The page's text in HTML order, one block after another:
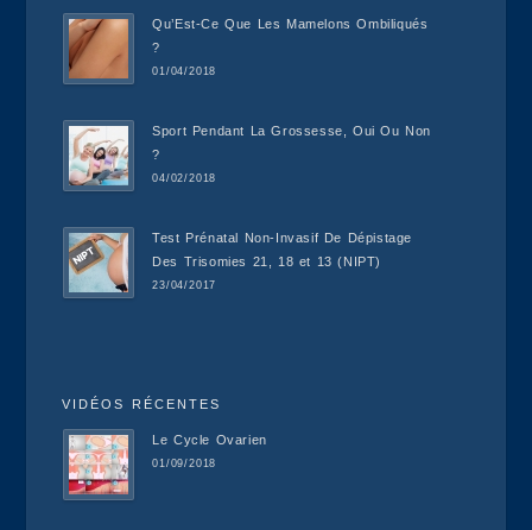
Qu’Est-Ce Que Les Mamelons Ombiliqués
?
01/04/2018
Sport Pendant La Grossesse, Oui Ou Non
?
04/02/2018
Test Prénatal Non-Invasif De Dépistage
Des Trisomies 21, 18 et 13 (NIPT)
23/04/2017
VIDÉOS RÉCENTES
Le Cycle Ovarien
01/09/2018